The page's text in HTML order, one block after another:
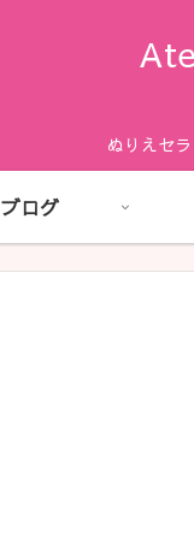
ぬりえセ
ブログ